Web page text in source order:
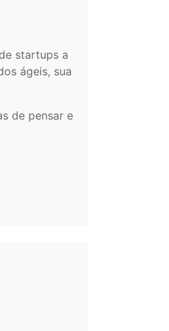
startups a
ágeis, sua
de pensar e